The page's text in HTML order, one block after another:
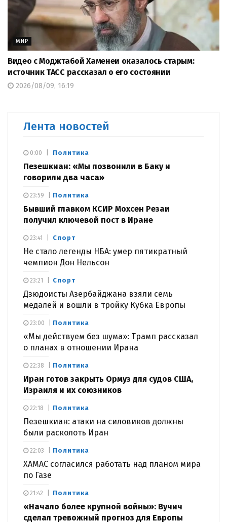
МИР
Видео с Моджтабой Хаменеи оказалось старым:
источник ТАСС рассказал о его состоянии
2026/08/09, 16:19
Лента новостей
Политика
Пезешкиан: «Мы позвонили в Баку и
говорили два часа»
0:00
Политика
Бывший главком КСИР Мохсен Резаи
получил ключевой пост в Иране
23:59
Спорт
Не стало легенды НБА: умер пятикратный
чемпион Дон Нельсон
23:41
Спорт
Дзюдоисты Азербайджана взяли семь
медалей и вошли в тройку Кубка Европы
23:21
Политика
«Мы действуем без шума»: Трамп рассказал
о планах в отношении Ирана
23:00
Политика
Иран готов закрыть Ормуз для судов США,
Израиля и их союзников
22:38
Политика
Пезешкиан: атаки на силовиков должны
были расколоть Иран
22:18
Политика
ХАМАС согласился работать над планом мира
по Газе
22:03
Политика
«Начало более крупной войны»: Вучич
сделал тревожный прогноз для Европы
21:42